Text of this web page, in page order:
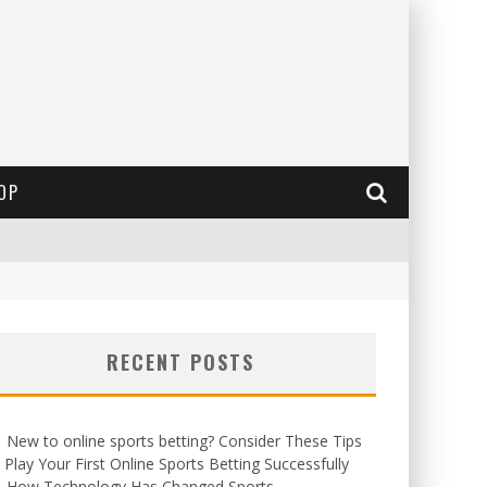
RECENT POSTS
New to online sports betting? Consider These Tips
Your First Online Sports Betting Successfully